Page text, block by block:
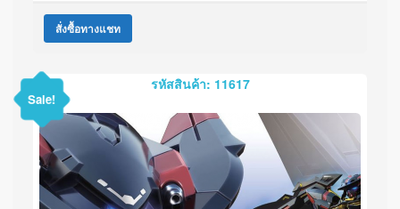
สั่งซื้อทางแชท
รหัสสินค้า: 11617
Sale!